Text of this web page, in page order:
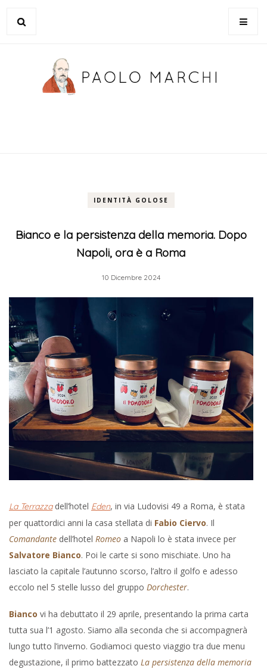
IDENTITÀ GOLOSE
Bianco e la persistenza della memoria. Dopo
Napoli, ora è a Roma
10 Dicembre 2024
La Terrazzadell’hotel Eden, in via Ludovisi 49 a Roma, è stata
per quattordici anni la casa stellata di Fabio Ciervo. Il
Comandante dell’hotel Romeo a Napoli lo è stata invece per
Salvatore Bianco. Poi le carte si sono mischiate. Uno ha
lasciato la capitale l’autunno scorso, l’altro il golfo e adesso
eccolo nel 5 stelle lusso del gruppo Dorchester.
Bianco vi ha debuttato il 29 aprile, presentando la prima carta
tutta sua l’1 agosto. Siamo alla seconda che si accompagnerà
lungo tutto l’inverno. Godiamoci questo viaggio tra due menu
degustazione, il primo battezzato La persistenza della memoria